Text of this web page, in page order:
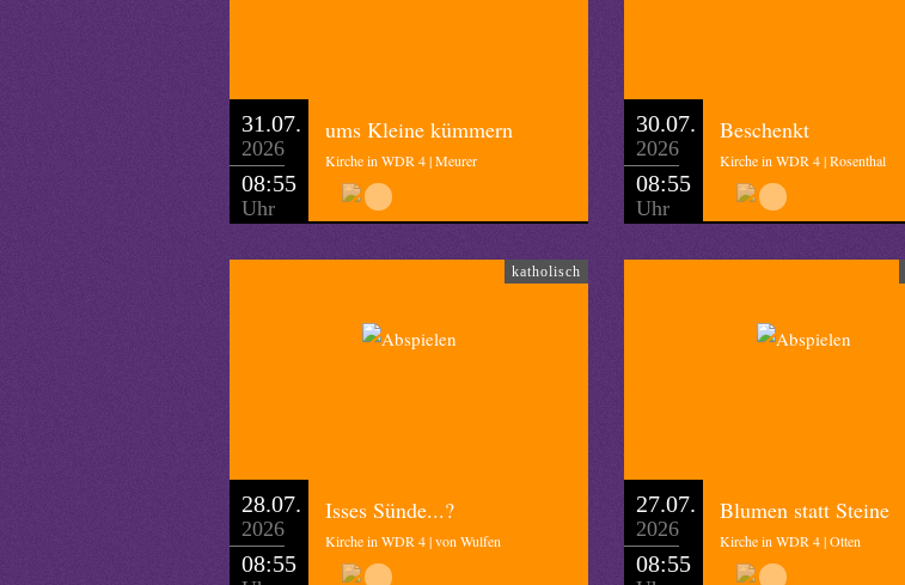
31.07.
2026
08:55
Uhr
ums Kleine kümmern
Kirche in WDR 4 | Meurer
30.07.
2026
08:55
Uhr
Beschenkt
Kirche in WDR 4 | Rosenthal
katholisch
28.07.
2026
08:55
Isses Sünde...?
Kirche in WDR 4 | von Wulfen
27.07.
2026
08:55
Blumen statt Steine
Kirche in WDR 4 | Otten